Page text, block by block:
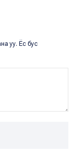
уу. Ёс бус